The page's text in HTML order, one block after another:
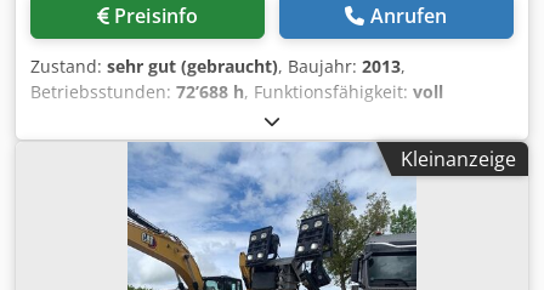
Preisinfo Anrufen
Zustand: sehr gut (gebraucht), Baujahr: 2013,
Betriebsstunden: 72’688 h, Funktionsfähigkeit: voll
, Schraubenkompressor Atlas Copco
GA45VSDFF Umrichter und Trockner integriert. 45 kW 12,75
bar Dcsdpeznlx Sjfx Acbok 8,67 m3/min Baujahr: 2013
Betriebsstunden: 72.688 h
Kleinanzeige